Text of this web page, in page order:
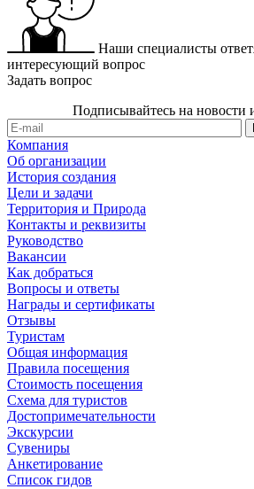
Наши специалисты
интересующий вопрос
Задать вопрос
Подписывайтесь на новости
Компания
Об организации
История создания
Цели и задачи
Территория и Природа
Контакты и реквизиты
Руководство
Вакансии
Как добраться
Вопросы и ответы
Награды и сертификаты
Отзывы
Туристам
Общая информация
Правила посещения
Стоимость посещения
Схема для туристов
Достопримечательности
Экскурсии
Сувениры
Анкетирование
Список гидов